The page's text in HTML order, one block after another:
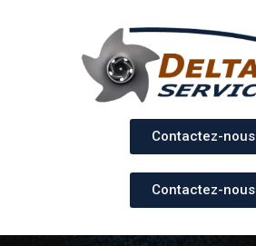
Contactez-nous
Contactez-nous